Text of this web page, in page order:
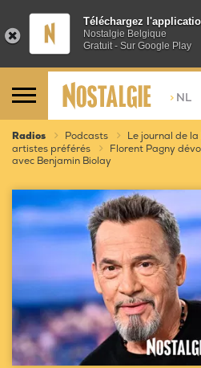
Téléchargez
Nostalgie Belgique
Gratuit - Sur Google Play
> NL
Radios Podcasts
Le journal de
artistes préférés
Florent Pagny
avec Benjamin Biolay